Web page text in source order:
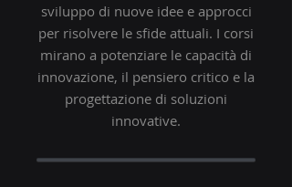
sviluppo di nuove idee e approcci
per risolvere le sfide attuali. I corsi
mirano a potenziare le capacità di
innovazione, il pensiero critico e la
progettazione di soluzioni
innovative.